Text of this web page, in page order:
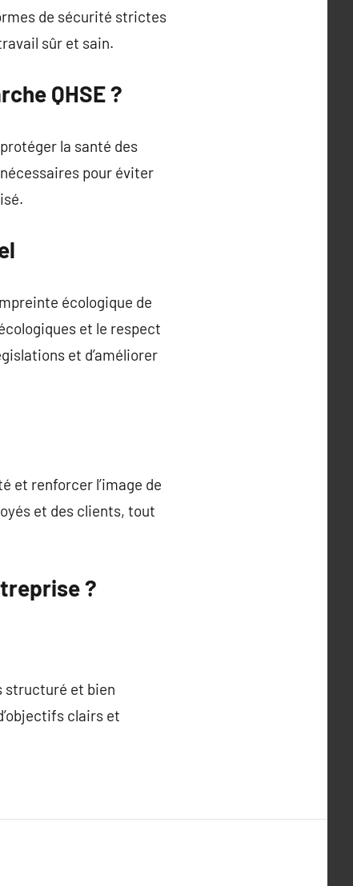
de sécurité strictes
sûr et sain.
QHSE ?
la santé des
pour éviter
écologique de
et le respect
et d’améliorer
et renforcer l’image de
et des clients, tout
?
structuré et bien
clairs et